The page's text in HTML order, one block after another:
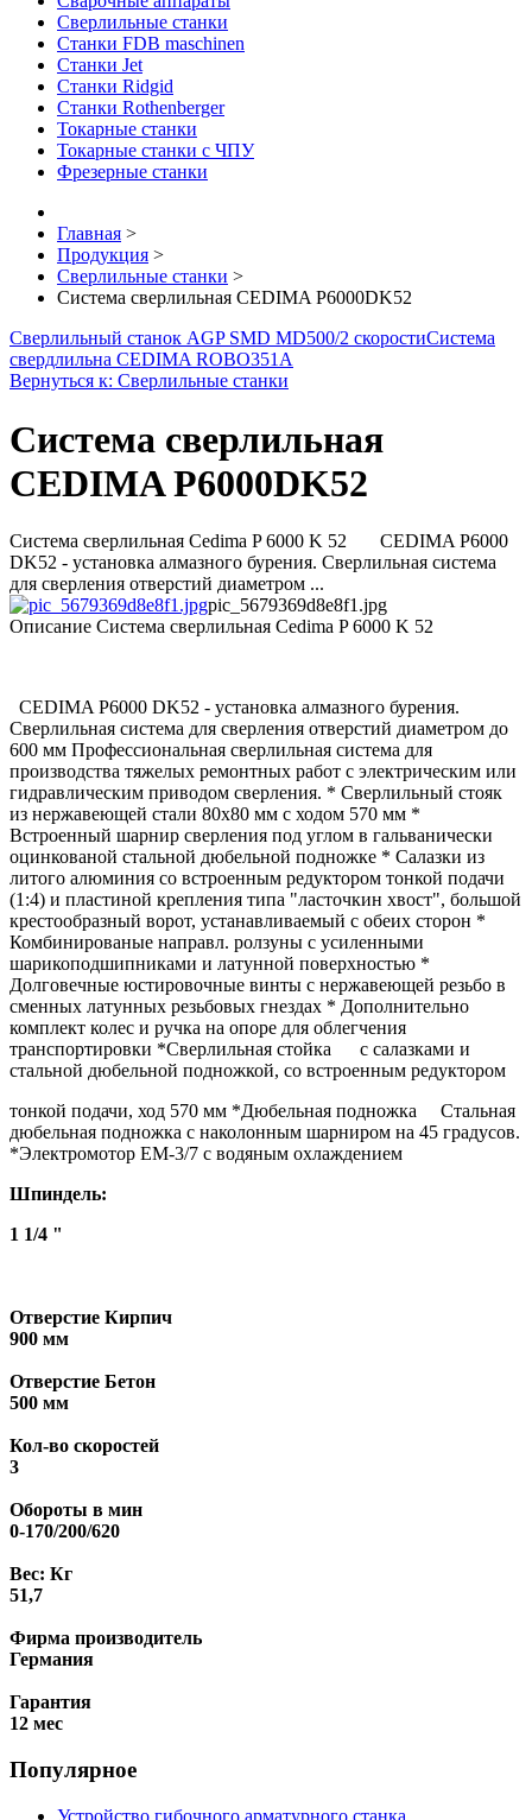
Сверлильные станки
Станки FDB maschinen
Станки Jet
Станки Ridgid
Станки Rothenberger
Токарные станки
Токарные станки с ЧПУ
Фрезерные станки
Главная >
Продукция >
Сверлильные станки >
Система сверлильная CEDIMA P6000DK52
Сверлильный станок AGP SMD MD500/2 скоростиСистема
свердлильна CEDIMA ROBO351A
Вернуться к: Сверлильные станки
Система сверлильная
CEDIMA P6000DK52
Система сверлильная Cedima P 6000 K 52 CEDIMA P6000
DK52 - установка алмазного бурения. Сверлильная система
для сверления отверстий диаметром ...
pic_5679369d8e8f1.jpg
Описание Система сверлильная Cedima P 6000 K 52
CEDIMA P6000 DK52 - установка алмазного бурения.
Сверлильная система для сверления отверстий диаметром до
600 мм Профессиональная сверлильная система для
производства тяжелых ремонтных работ с электрическим или
гидравлическим приводом сверления. * Сверлильный стояк
из нержавеющей стали 80х80 мм с ходом 570 мм *
Встроенный шарнир сверления под углом в гальванически
оцинкованой стальной дюбельной подножке * Салазки из
литого алюминия со встроенным редуктором тонкой подачи
(1:4) и пластиной крепления типа "ласточкин хвост", большой
крестообразный ворот, устанавливаемый с обеих сторон *
Комбинированые направл. ролзуны с усиленными
шарикоподшипниками и латунной поверхностью *
Долговечные юстировочные винты с нержавеющей резьбо в
сменных латунных резьбовых гнездах * Дополнительно
комплект колес и ручка на опоре для облегчения
транспортировки *Сверлильная стойка с салазками и
стальной дюбельной подножкой, со встроенным редуктором
тонкой подачи, ход 570 мм *Дюбельная подножка Стальная
дюбельная подножка с наколонным шарниром на 45 градусов.
*Электромотор EM-3/7 с водяным охлаждением
Шпиндель:
1 1/4 "
Отверстие Кирпич
900 мм
Отверстие Бетон
500 мм
Кол-во скоростей
3
Обороты в мин
0-170/200/620
Вес: Кг
51,7
Фирма производитель
Германия
Гарантия
12 мес
Популярное
Устройство гибочного арматурного станка